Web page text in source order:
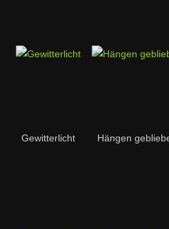
Gewitterlicht Hängen